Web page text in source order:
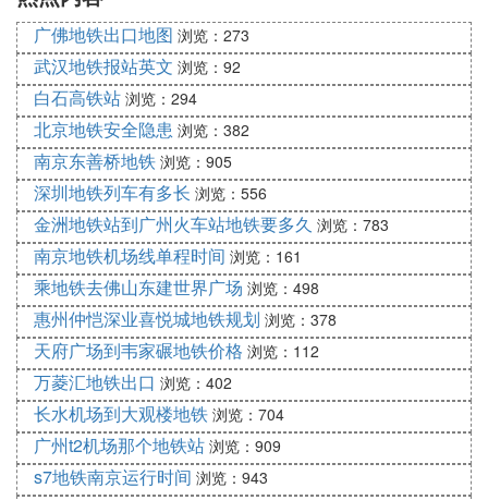
土城 D口 下车
步行450米 详情
解放南路
㈩ 从天津西站做地铁到土城多长时间和多
少￥
4块钱
30分钟肯定到了！
广佛地铁出口地图 浏览：273
武汉地铁报站英文 浏览：92
白石高铁站 浏览：294
北京地铁安全隐患 浏览：382
南京东善桥地铁 浏览：905
深圳地铁列车有多长 浏览：556
金洲地铁站到广州火车站地铁要多久 浏览：783
南京地铁机场线单程时间 浏览：161
乘地铁去佛山东建世界广场 浏览：498
惠州仲恺深业喜悦城地铁规划 浏览：378
天府广场到韦家碾地铁价格 浏览：112
万菱汇地铁出口 浏览：402
长水机场到大观楼地铁 浏览：704
广州t2机场那个地铁站 浏览：909
s7地铁南京运行时间 浏览：943